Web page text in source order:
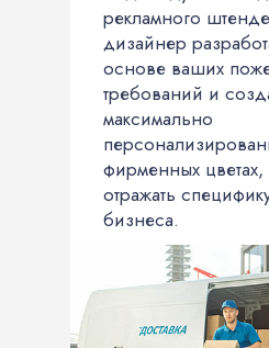
рекламного
дизайнер
основе ваших
требований и
максимально
фирменных цветах,
отражать
бизнеса.